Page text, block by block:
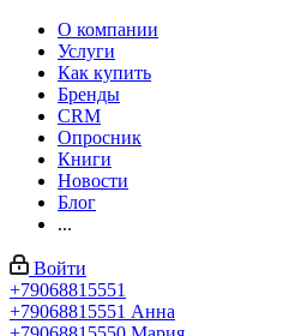
О компании
Услуги
Как купить
Бренды
CRM
Опросник
Книги
Новости
Блог
...
Войти
+79068815551
+79068815551 Анна